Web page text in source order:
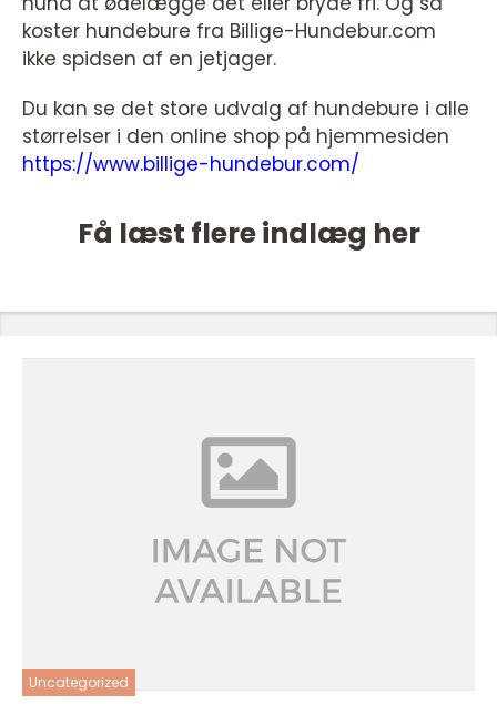
koster hundebure fra Billige-Hundebur.com
ikke spidsen af en jetjager.
Du kan se det store udvalg af hundebure i alle
størrelser i den online shop på hjemmesiden
https://www.billige-hundebur.com/
Få læst flere indlæg her
Uncategorized